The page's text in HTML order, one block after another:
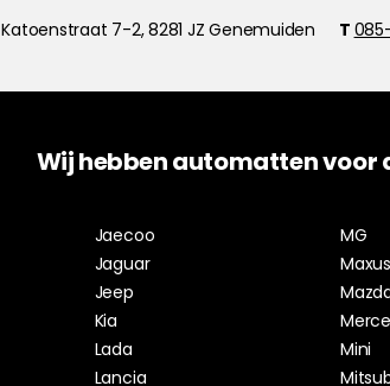
Katoenstraat 7-2, 8281 JZ Genemuiden T
Wij hebben automatten voor
Jaecoo
Jaguar
Jeep
Kia
Lada
Lancia
MG
Maxus
Mini